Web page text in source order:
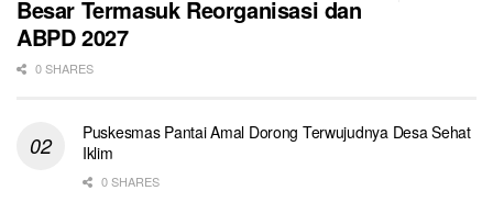
Besar Termasuk Reorganisasi dan
ABPD 2027
0 SHARES
Puskesmas Pantai Amal Dorong Terwujudnya Desa Sehat
Iklim
0 SHARES